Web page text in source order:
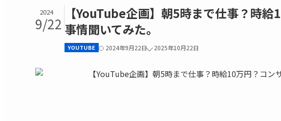
2024
9/22
【YouTube企画】朝5時まで仕事？時
事情聞いてみた。
YOUTUBE 2024年9月22日 2025年10月22日